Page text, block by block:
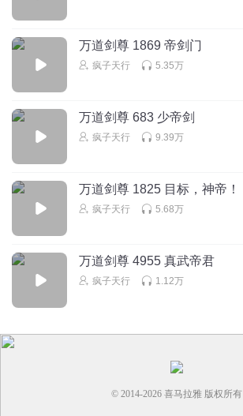
万道剑尊 1869 帝剑门
疯子天行 5.35万
万道剑尊 683 少帝剑
疯子天行 9.39万
万道剑尊 1825 目标，神帝！
疯子天行 5.68万
万道剑尊 4955 真武帝君
疯子天行 1.12万
© 2014-2026 喜马拉雅 版权所有